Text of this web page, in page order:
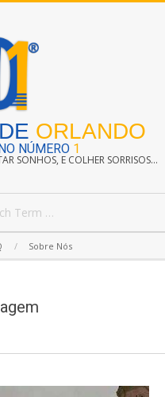
ORLANDO
NÚMERO 1
SONHOS, E COLHER SORRISOS...
Sobre Nós